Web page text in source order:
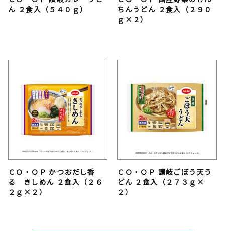
ん ２食入（５４０ｇ）
ちんうどん ２食入（２９０
ｇ×２）
ＣＯ・ＯＰ かつおだし香
る きしめん ２食入（２６
２ｇ×２）
ＣＯ・ＯＰ 讃岐ごぼう天う
どん ２食入（２７３ｇ×
２）